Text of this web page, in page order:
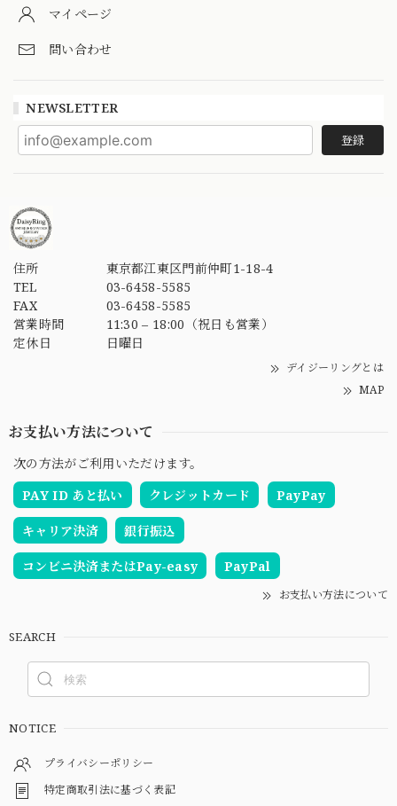
マイページ
問い合わせ
NEWSLETTER
登録
住所
東京都江東区門前仲町1-18-4
TEL
03-6458-5585
FAX
03-6458-5585
営業時間
11:30 – 18:00（祝日も営業）
定休日
日曜日
デイジーリングとは
MAP
お支払い方法について
次の方法がご利用いただけます。
PAY ID あと払い
クレジットカード PayPay
キャリア決済 銀行振込
コンビニ決済またはPay-easy PayPal
お支払い方法について
SEARCH
NOTICE
プライバシーポリシー
特定商取引法に基づく表記